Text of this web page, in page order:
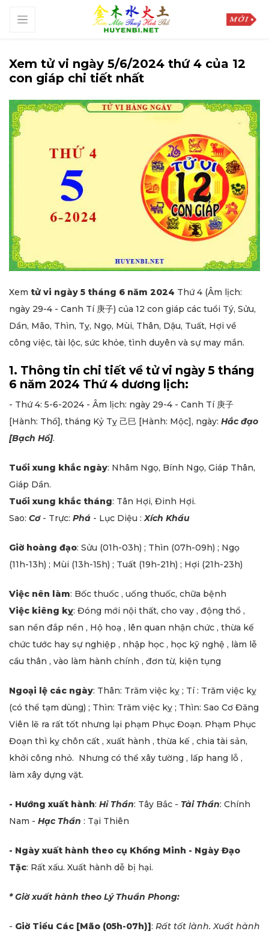
Xem tử vi ngày 5/6/2024 thứ 4 của 12
con giáp chi tiết nhất
Xem tử vi ngày 5 tháng 6 năm 2024 Thứ 4 (Âm lịch:
ngày 29-4 - Canh Tí 庚子) của 12 con giáp các tuổi Tý, Sửu,
Dần, Mão, Thìn, Tỵ, Ngọ, Mùi, Thân, Dậu, Tuất, Hợi về
công việc, tài lộc, sức khỏe, tình duyên và sự may mắn.
1. Thông tin chi tiết về tử vi ngày 5 tháng
6 năm 2024 Thứ 4 dương lịch:
- Thứ 4: 5-6-2024 - Âm lịch: ngày 29-4 - Canh Tí 庚子
[Hành: Thổ], tháng Kỷ Tỵ 己巳 [Hành: Mộc], ngày: Hắc đạo
[Bạch Hổ].
Tuổi xung khắc ngày: Nhâm Ngọ, Bính Ngọ, Giáp Thân,
Giáp Dần.
Tuổi xung khắc tháng: Tân Hợi, Đinh Hợi.
Sao: Cơ- Trực: Phá - Lục Diệu : Xích Khẩu
Giờ hoàng đạo: Sửu (01h-03h) ; Thìn (07h-09h) ; Ngọ
(11h-13h) ; Mùi (13h-15h) ; Tuất (19h-21h) ; Hợi (21h-23h)
Việc nên làm: Bốc thuốc , uống thuốc, chữa bệnh
Việc kiêng kỵ: Đóng mới nội thất, cho vay , động thổ ,
san nền đắp nền , Hộ hoạ , lên quan nhận chức , thừa kế
chức tước hay sự nghiệp , nhập học , học kỹ nghệ , làm lễ
cầu thân , vào làm hành chính , đơn từ, kiện tụng
Ngoại lệ các ngày: Thân: Trăm việc kỵ ; Tí : Trăm việc kỵ
(có thể tạm dùng) ; Thìn: Trăm việc kỵ ; Thìn: Sao Cơ Đăng
Viên lẽ ra rất tốt nhưng lại phạm Phục Đoạn. Phạm Phục
Đoạn thì kỵ chôn cất , xuất hành , thừa kế , chia tài sản,
khởi công nhỏ. Nhưng có thể xây tường , lấp hang lỗ ,
làm xây dựng vặt.
- Hướng xuất hành: Hỉ Thần: Tây Bắc - Tài Thần: Chính
Nam - Hạc Thần : Tại Thiên
- Ngày xuất hành theo cụ Khổng Minh - Ngày Đạo
Tặc: Rất xấu. Xuất hành dễ bị hại.
* Giờ xuất hành theo Lý Thuần Phong:
- Giờ Tiểu Các [Mão (05h-07h)]: Rất tốt lành. Xuất hành